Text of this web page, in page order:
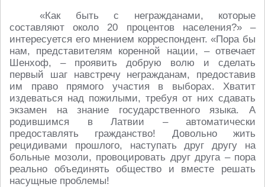
«Как быть с негражданами, которые
составляют около 20 процентов населения?» –
интересуется его мнением корреспондент. «Пора бы
нам, представителям коренной нации, – отвечает
Шенхоф, – проявить добрую волю и сделать
первый шаг навстречу негражданам, предоставив
им право прямого участия в выборах. Хватит
издеваться над пожилыми, требуя от них сдавать
экзамен на знание государственного языка. А
родившимся в Латвии – автоматически
предоставлять гражданство! Довольно жить
рецидивами прошлого, наступать друг другу на
больные мозоли, провоцировать друг друга – пора
реально объединять общество и вместе решать
насущные проблемы!